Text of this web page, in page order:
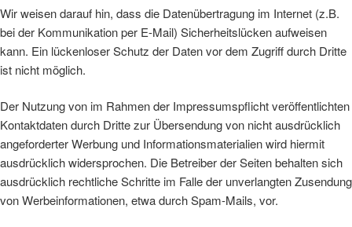
Wir weisen darauf hin, dass die Datenübertragung im Internet (z.B.
bei der Kommunikation per E-Mail) Sicherheitslücken aufweisen
kann. Ein lückenloser Schutz der Daten vor dem Zugriff durch Dritte
ist nicht möglich.
Der Nutzung von im Rahmen der Impressumspflicht veröffentlichten
Kontaktdaten durch Dritte zur Übersendung von nicht ausdrücklich
angeforderter Werbung und Informationsmaterialien wird hiermit
ausdrücklich widersprochen. Die Betreiber der Seiten behalten sich
ausdrücklich rechtliche Schritte im Falle der unverlangten Zusendung
von Werbeinformationen, etwa durch Spam-Mails, vor.